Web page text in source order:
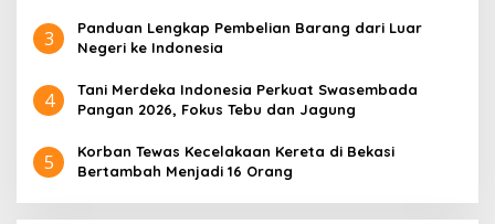
3
Panduan Lengkap Pembelian Barang dari Luar
Negeri ke Indonesia
4
Tani Merdeka Indonesia Perkuat Swasembada
Pangan 2026, Fokus Tebu dan Jagung
5
Korban Tewas Kecelakaan Kereta di Bekasi
Bertambah Menjadi 16 Orang